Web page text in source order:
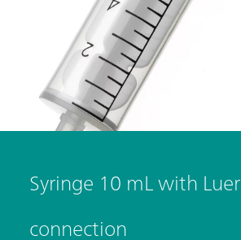
Syringe 10 mL with Luer
connection